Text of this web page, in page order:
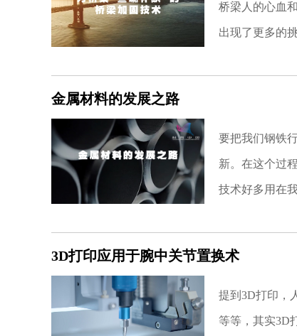
桥梁人的心血
出现了更多的
金属材料的发展之路
要把我们钢铁
新。在这个过
技术好多用在
3D打印应用于腕中关节置换术
提到3D打印，
等等，其实3D